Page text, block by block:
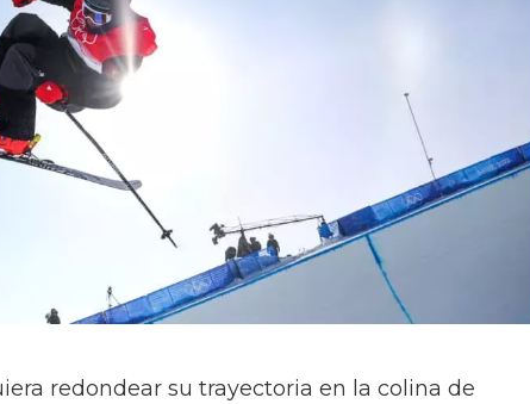
redondear su trayectoria en la colina de